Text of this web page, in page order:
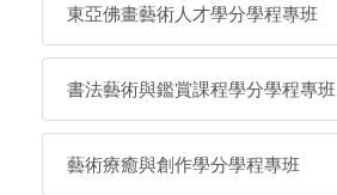
東亞佛畫藝術人才學分學程專班
書法藝術與鑑賞課程學分學程專班
藝術療癒與創作學分學程專班